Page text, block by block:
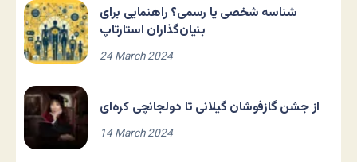
شناسه شخصی یا رسمی؟ راهنمایی برای
بنیان‌گذاران استارتاپ
24 March 2024
از جشن گازفوشان گیلانی تا دولجانچی کره‌ای
14 March 2024